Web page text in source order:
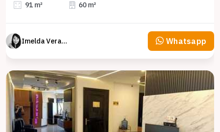
91 m² 60 m²
Imelda Veranika Whatsapp